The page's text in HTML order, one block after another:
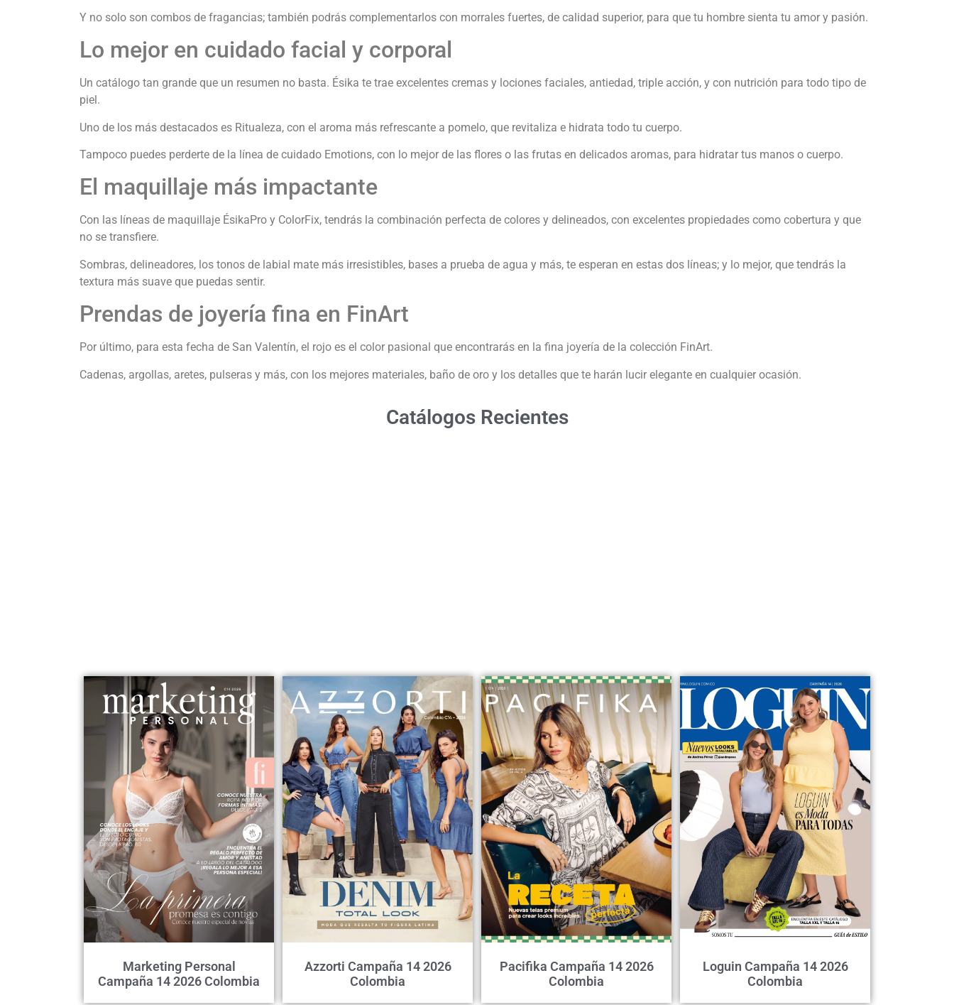
Y no solo son combos de fragancias; también podrás complementarlos con morrales fuertes, de calidad superior, para que tu hombre sienta tu amor y pasión.
Lo mejor en cuidado facial y corporal
Un catálogo tan grande que un resumen no basta. Ésika te trae excelentes cremas y lociones faciales, antiedad, triple acción, y con nutrición para todo tipo de
piel.
Uno de los más destacados es Ritualeza, con el aroma más refrescante a pomelo, que revitaliza e hidrata todo tu cuerpo.
Tampoco puedes perderte de la línea de cuidado Emotions, con lo mejor de las flores o las frutas en delicados aromas, para hidratar tus manos o cuerpo.
El maquillaje más impactante
Con las líneas de maquillaje ÉsikaPro y ColorFix, tendrás la combinación perfecta de colores y delineados, con excelentes propiedades como cobertura y que
no se transfiere.
Sombras, delineadores, los tonos de labial mate más irresistibles, bases a prueba de agua y más, te esperan en estas dos líneas; y lo mejor, que tendrás la
textura más suave que puedas sentir.
Prendas de joyería fina en FinArt
Por último, para esta fecha de San Valentín, el rojo es el color pasional que encontrarás en la fina joyería de la colección FinArt.
Cadenas, argollas, aretes, pulseras y más, con los mejores materiales, baño de oro y los detalles que te harán lucir elegante en cualquier ocasión.
Catálogos Recientes
Marketing Personal
Campaña 14 2026 Colombia
Azzorti Campaña 14 2026
Colombia
Pacifika Campaña 14 2026
Colombia
Loguin Campaña 14 2026
Colombia